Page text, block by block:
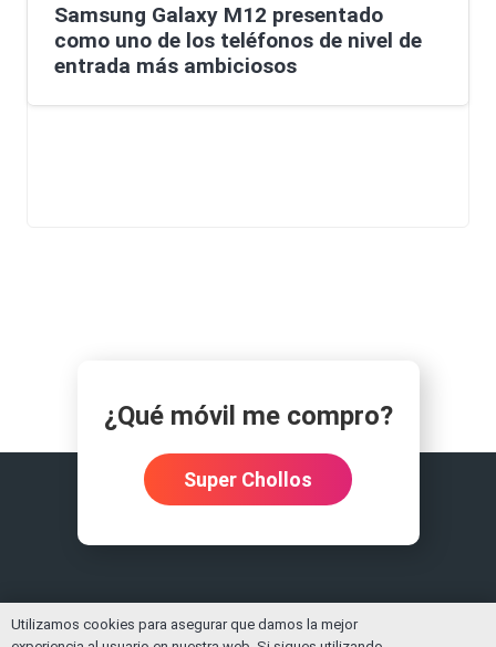
Samsung Galaxy M12 presentado
como uno de los teléfonos de nivel de
entrada más ambiciosos
¿Qué móvil me compro?
Super Chollos
Utilizamos cookies para asegurar que damos la mejor